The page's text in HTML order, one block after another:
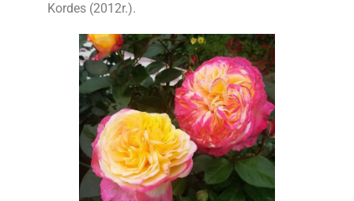
Kordes (2012r.).